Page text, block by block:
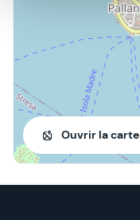
Ouvrir la carte